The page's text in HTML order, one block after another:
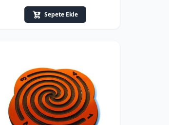
Sepete Ekle